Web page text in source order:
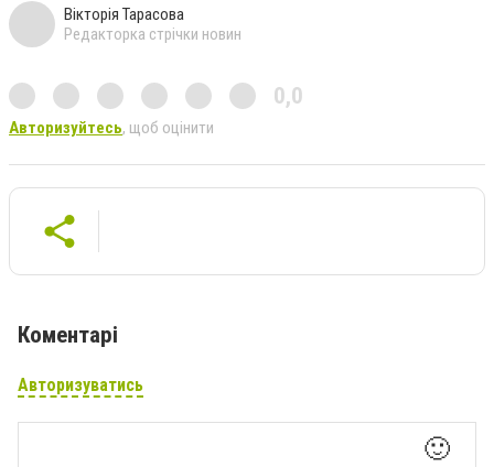
Вікторія Тарасова
Редакторка стрічки новин
0,0
Авторизуйтесь, щоб оцінити
Коментарі
Авторизуватись
🙂